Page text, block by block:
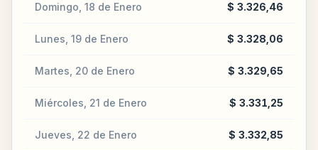
Domingo, 18 de Enero $ 3.326,46
Lunes, 19 de Enero $ 3.328,06
Martes, 20 de Enero $ 3.329,65
Miércoles, 21 de Enero $ 3.331,25
Jueves, 22 de Enero $ 3.332,85